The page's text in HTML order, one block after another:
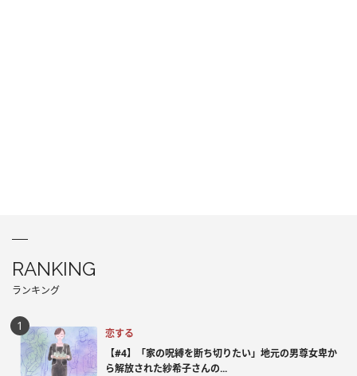
RANKING
ランキング
恋する
【#4】「家の呪縛を断ち切りたい」地元の男尊女卑か
ら解放された紗希子さんの...